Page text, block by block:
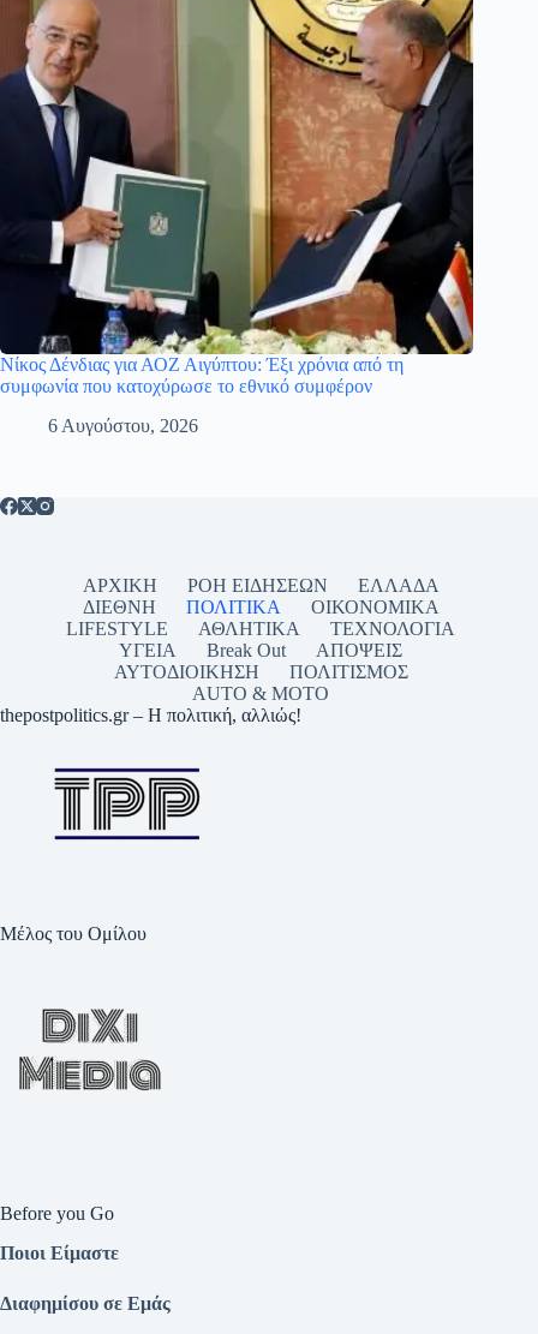
Νίκος Δένδιας για ΑΟΖ Αιγύπτου: Έξι χρόνια από τη
συμφωνία που κατοχύρωσε το εθνικό συμφέρον
6 Αυγούστου, 2026
ΑΡΧΙΚΗ ΡΟΗ ΕΙΔΗΣΕΩΝ
ΕΛΛΑΔΑ
ΔΙΕΘΝΗ
ΠΟΛΙΤΙΚΑ
ΟΙΚΟΝΟΜΙΚΑ
LIFESTYLE
ΑΘΛΗΤΙΚΑ
ΤΕΧΝΟΛΟΓΙΑ
ΥΓΕΙΑ
Break Out
ΑΠΟΨΕΙΣ
ΑΥΤΟΔΙΟΙΚΗΣΗ
ΠΟΛΙΤΙΣΜΟΣ
AUTO & MOTO
thepostpolitics.gr – Η πολιτική, αλλιώς!
Μέλος του Ομίλου
Before you Go
Ποιοι Είμαστε
Διαφημίσου σε Εμάς